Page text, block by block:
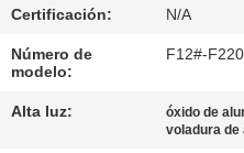
ÉNTRENOS
Certificación: N/A
Número de
modelo:
F12#-
Alta luz: óxido de
voladura de